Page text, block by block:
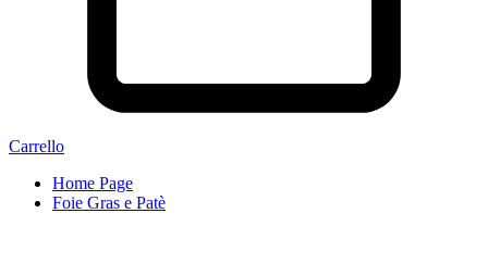
Carrello
Home Page
Foie Gras e Patè